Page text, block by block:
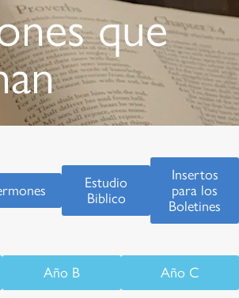
que
Estudio
Biblico
Insertos
para los
Boletines
Año B Año C